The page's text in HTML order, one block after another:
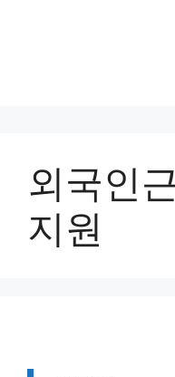
외국인
지원